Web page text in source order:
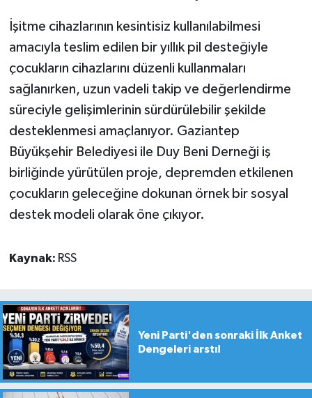
İşitme cihazlarının kesintisiz kullanılabilmesi
amacıyla teslim edilen bir yıllık pil desteğiyle
çocukların cihazlarını düzenli kullanmaları
sağlanırken, uzun vadeli takip ve değerlendirme
süreciyle gelişimlerinin sürdürülebilir şekilde
desteklenmesi amaçlanıyor. Gaziantep
Büyükşehir Belediyesi ile Duy Beni Derneği iş
birliğinde yürütülen proje, depremden etkilenen
çocukların geleceğine dokunan örnek bir sosyal
destek modeli olarak öne çıkıyor.
Kaynak: RSS
Yeni Parti'den sonraki İlk Anket
Dengeleri arstı!